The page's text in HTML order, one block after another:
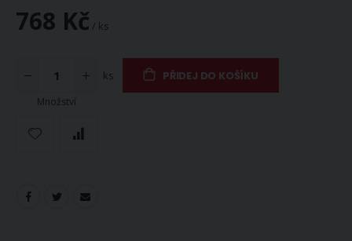
768 Kč / ks
Množství
ks PŘIDEJ DO KOŠÍKU